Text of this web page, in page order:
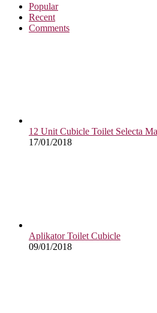
Popular
Recent
Comments
12 Unit Cubicle Toilet Selecta
17/01/2018
Aplikator Toilet Cubicle
09/01/2018